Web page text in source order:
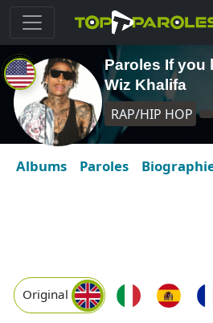
Paroles If you
Wiz Khalifa
RAP/HIP HOP
Albums Paroles
Original